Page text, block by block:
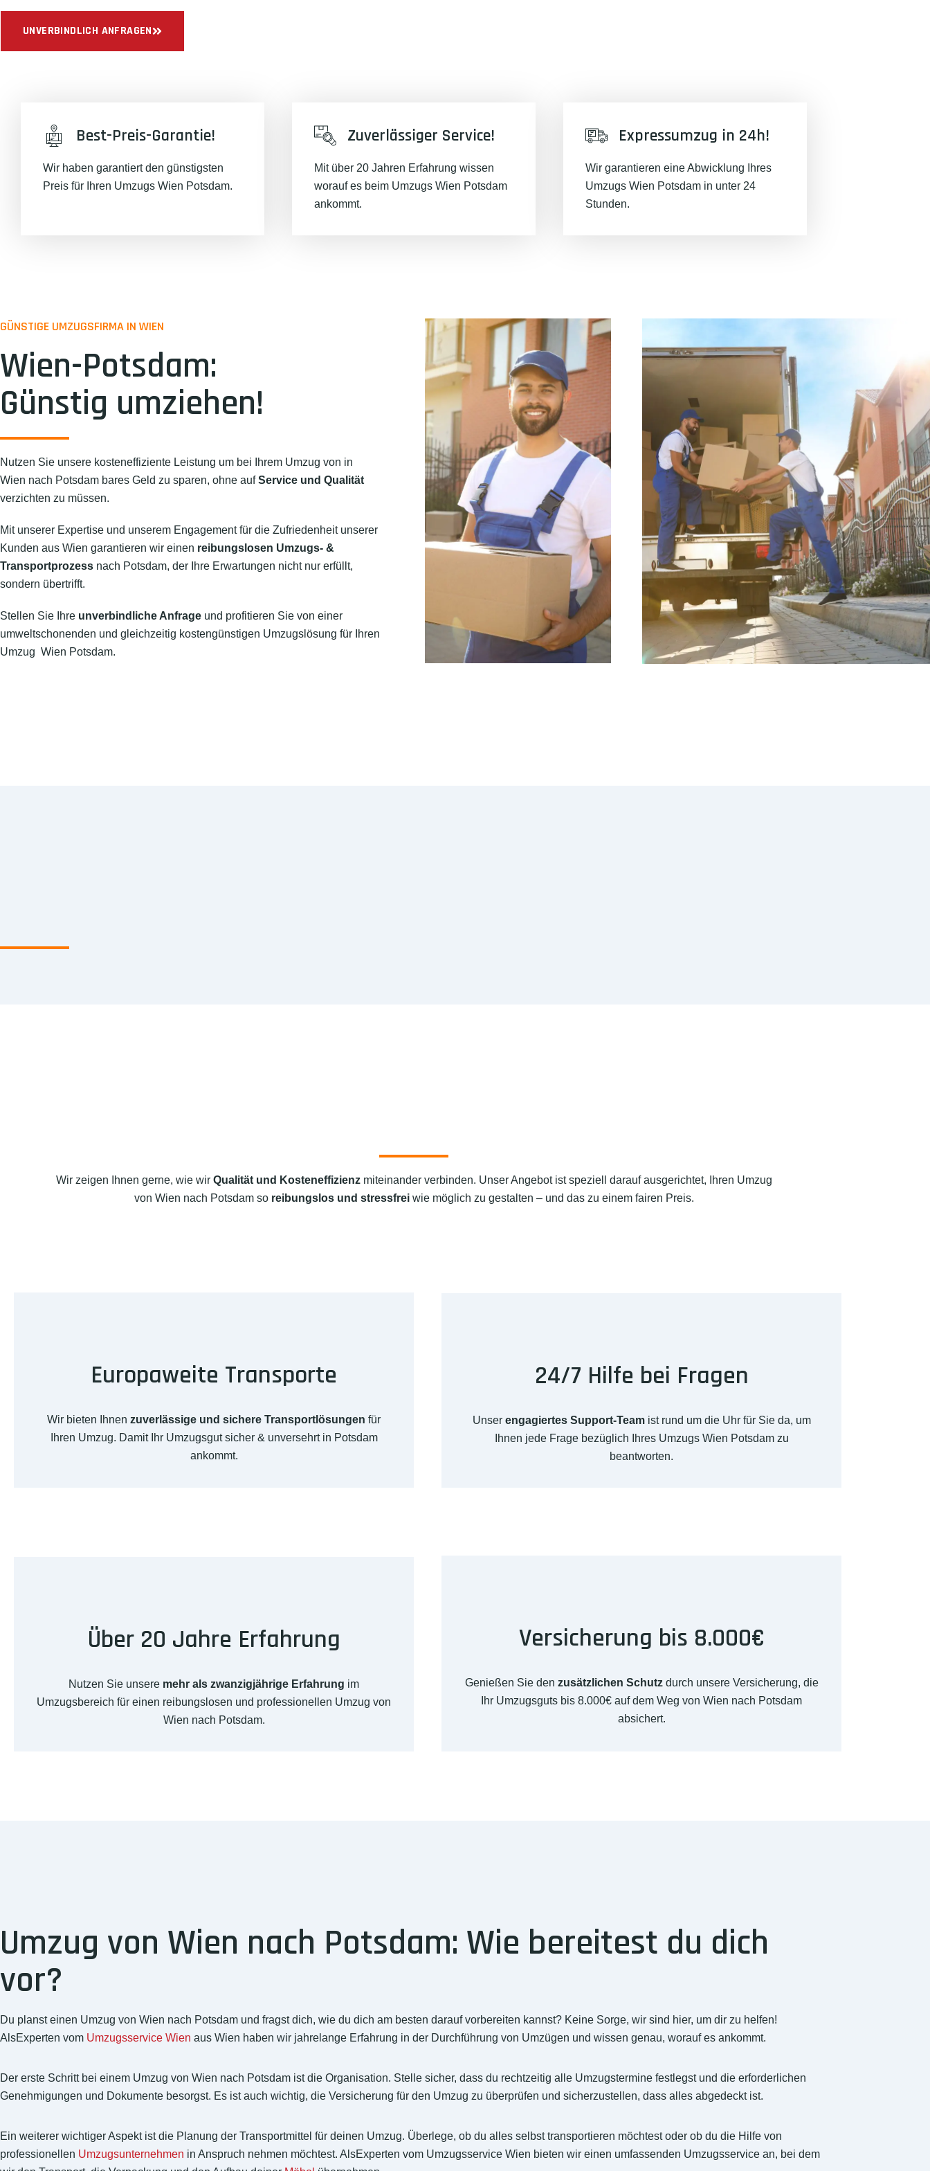
UNVERBINDLICH ANFRAGEN
Best-Preis-Garantie!
Wir haben garantiert den günstigsten
Preis für Ihren Umzugs Wien Potsdam.
Zuverlässiger Service!
Mit über 20 Jahren Erfahrung wissen
worauf es beim Umzugs Wien Potsdam
ankommt.
Expressumzug in 24h!
Wir garantieren eine Abwicklung Ihres
Umzugs Wien Potsdam in unter 24
Stunden.
GÜNSTIGE UMZUGSFIRMA IN WIEN
Wien-Potsdam:
Günstig umziehen!
Nutzen Sie unsere kosteneffiziente Leistung um bei Ihrem Umzug von in
Wien nach Potsdam bares Geld zu sparen, ohne aufService und Qualität
verzichten zu müssen.
Mit unserer Expertise und unserem Engagement für die Zufriedenheit unserer
Kunden aus Wien garantieren wir einen reibungslosen Umzugs- &
Transportprozess nach Potsdam, der Ihre Erwartungen nicht nur erfüllt,
sondern übertrifft.
Stellen Sie Ihre unverbindliche Anfrage und profitieren Sie von einer
umweltschonenden und gleichzeitig kostengünstigen Umzugslösung für Ihren
Umzug Wien Potsdam.
Wir zeigen Ihnen gerne, wie wir Qualität und Kosteneffizienzmiteinander verbinden. Unser Angebot ist speziell darauf ausgerichtet, Ihren Umzug
von Wien nach Potsdam so reibungslos und stressfreiwie möglich zu gestalten – und das zu einem fairen Preis.
Europaweite Transporte
Wir bieten Ihnen zuverlässige und sichere Transportlösungen für
Ihren Umzug. Damit Ihr Umzugsgut sicher & unversehrt in Potsdam
ankommt.
24/7 Hilfe bei Fragen
Unser engagiertes Support-Teamist rund um die Uhr für Sie da, um
Ihnen jede Frage bezüglich Ihres Umzugs Wien Potsdam zu
beantworten.
Über 20 Jahre Erfahrung
Nutzen Sie unsere mehr als zwanzigjährige Erfahrung im
Umzugsbereich für einen reibungslosen und professionellen Umzug von
Wien nach Potsdam.
Versicherung bis 8.000€
Genießen Sie den zusätzlichen Schutzdurch unsere Versicherung, die
Ihr Umzugsguts bis 8.000€ auf dem Weg von Wien nach Potsdam
absichert.
Umzug von Wien nach Potsdam: Wie bereitest du dich
vor?
Du planst einen Umzug von Wien nach Potsdam und fragst dich, wie du dich am besten darauf vorbereiten kannst? Keine Sorge, wir sind hier, um dir zu helfen!
AlsExperten vom Umzugsservice Wien aus Wien haben wir jahrelange Erfahrung in der Durchführung von Umzügen und wissen genau, worauf es ankommt.
Der erste Schritt bei einem Umzug von Wien nach Potsdam ist die Organisation. Stelle sicher, dass du rechtzeitig alle Umzugstermine festlegst und die erforderlichen
Genehmigungen und Dokumente besorgst. Es ist auch wichtig, die Versicherung für den Umzug zu überprüfen und sicherzustellen, dass alles abgedeckt ist.
Ein weiterer wichtiger Aspekt ist die Planung der Transportmittel für deinen Umzug. Überlege, ob du alles selbst transportieren möchtest oder ob du die Hilfe von
professionellen Umzugsunternehmen in Anspruch nehmen möchtest. AlsExperten vom Umzugsservice Wien bieten wir einen umfassenden Umzugsservice an, bei dem